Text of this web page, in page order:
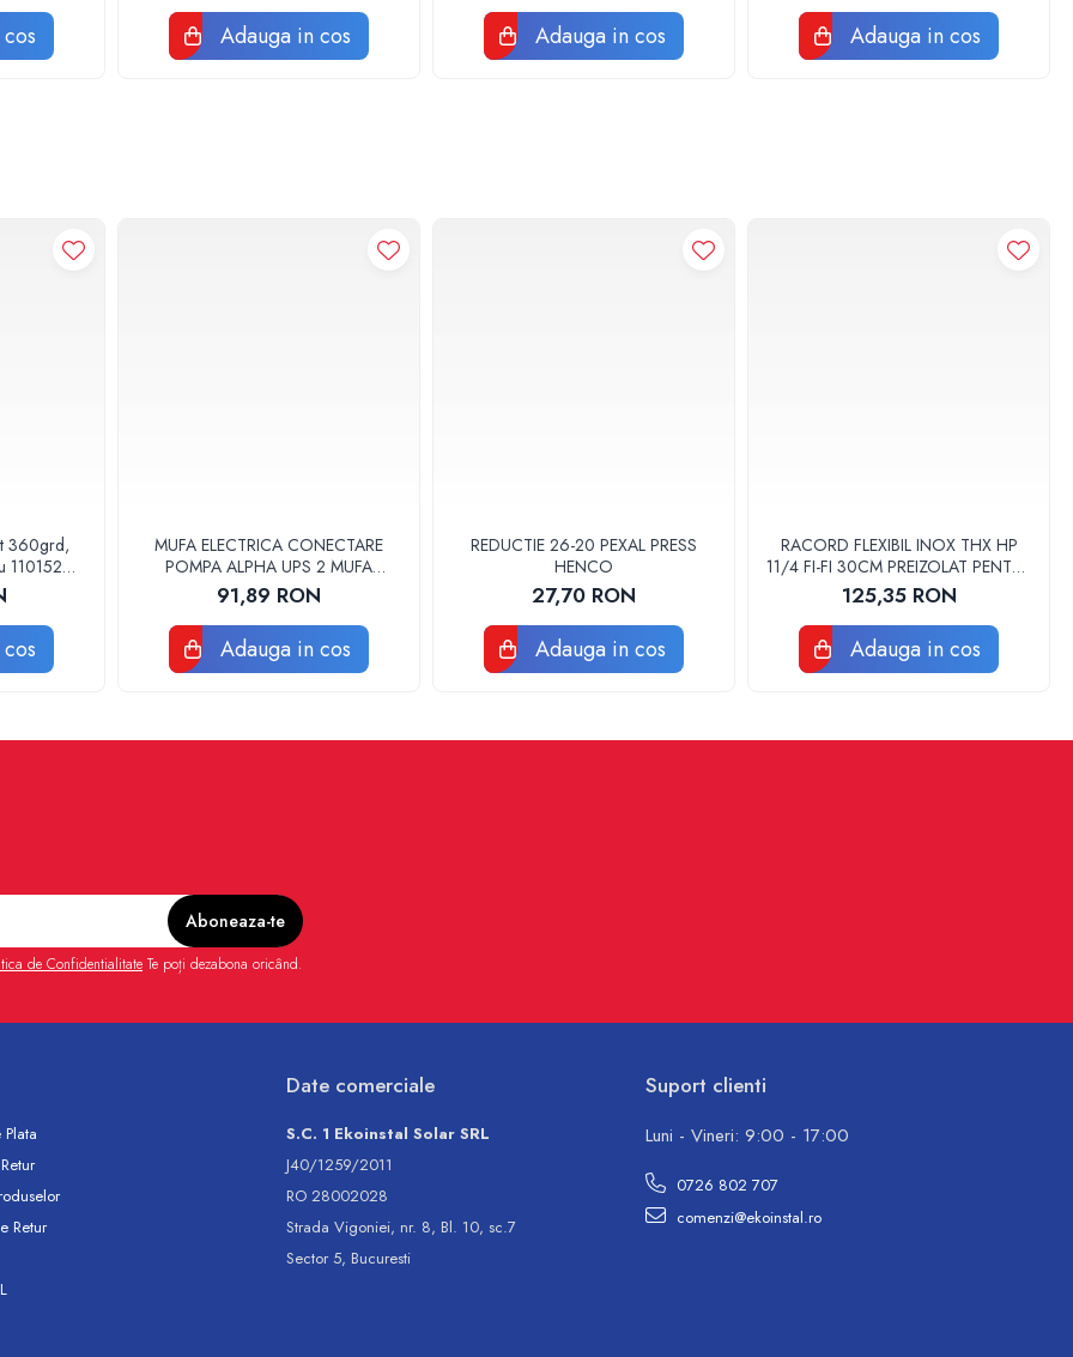
Adauga in cos Adauga in cos Adauga in cos
360grd,
110152
MUFA ELECTRICA CONECTARE
POMPA ALPHA UPS 2 MUFA
ELECTRICA GRUNDFOS
91,89 RON
Adauga in cos
REDUCTIE 26-20 PEXAL PRESS
HENCO
27,70 RON
Adauga in cos
RACORD FLEXIBIL INOX THX HP
11/4 FI-FI 30CM PREIZOLAT PENTRU
POMPA DE CALDURA - THX
125,35 RON
Adauga in cos
de Confidentialitate Te poți dezabona oricând.
Retur
Date comerciale
S.C. 1 Ekoinstal Solar SRL
J40/1259/2011
RO 28002028
Strada Vigoniei, nr. 8, Bl. 10, sc.7
Sector 5, Bucuresti
Suport clienti
Luni - Vineri: 9:00 - 17:00
0726 802 707
comenzi@ekoinstal.ro